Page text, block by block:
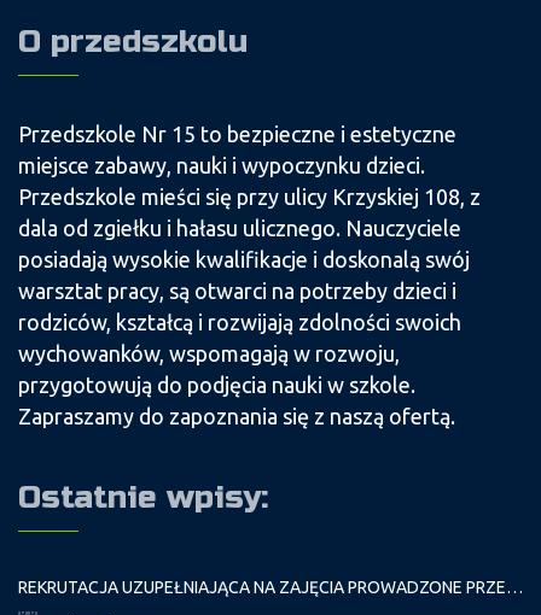
O przedszkolu
Przedszkole Nr 15 to bezpieczne i estetyczne
miejsce zabawy, nauki i wypoczynku dzieci.
Przedszkole mieści się przy ulicy Krzyskiej 108, z
dala od zgiełku i hałasu ulicznego. Nauczyciele
posiadają wysokie kwalifikacje i doskonalą swój
warsztat pracy, są otwarci na potrzeby dzieci i
rodziców, kształcą i rozwijają zdolności swoich
wychowanków, wspomagają w rozwoju,
przygotowują do podjęcia nauki w szkole.
Zapraszamy do zapoznania się z naszą ofertą.
Ostatnie wpisy:
REKRUTACJA UZUPEŁNIAJĄCA NA ZAJĘCIA PROWADZONE PRZEZ PAŁAC MŁODZIEŻY W ROKU SZKOLNYM 2026/2027